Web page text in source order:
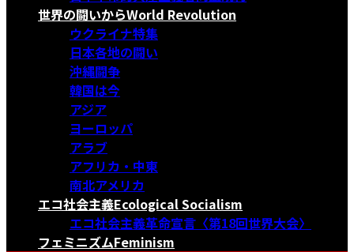
世界の闘いからWorld Revolution
ウクライナ特集
日本各地の闘い
沖縄闘争
韓国は今
アジア
ヨーロッパ
アラブ
アフリカ・中東
南北アメリカ
エコ社会主義Ecological Socialism
エコ社会主義革命宣言〈第18回世界大会〉
フェミニズムFeminism